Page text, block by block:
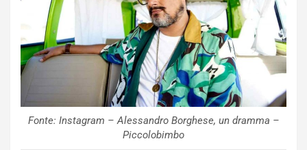
Fonte: Instagram – Alessandro Borghese, un dramma –
Piccolobimbo